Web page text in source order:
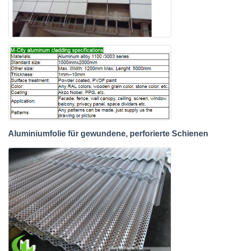
Aluminiumfolie für gewundene, perforierte Schienen